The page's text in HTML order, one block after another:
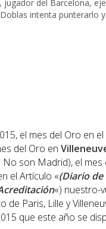
el mes del Oro en el
del Oro en
son Madrid), el
el Artículo «(Diario de
«) nuestro-
Paris, Lille y
que este año se